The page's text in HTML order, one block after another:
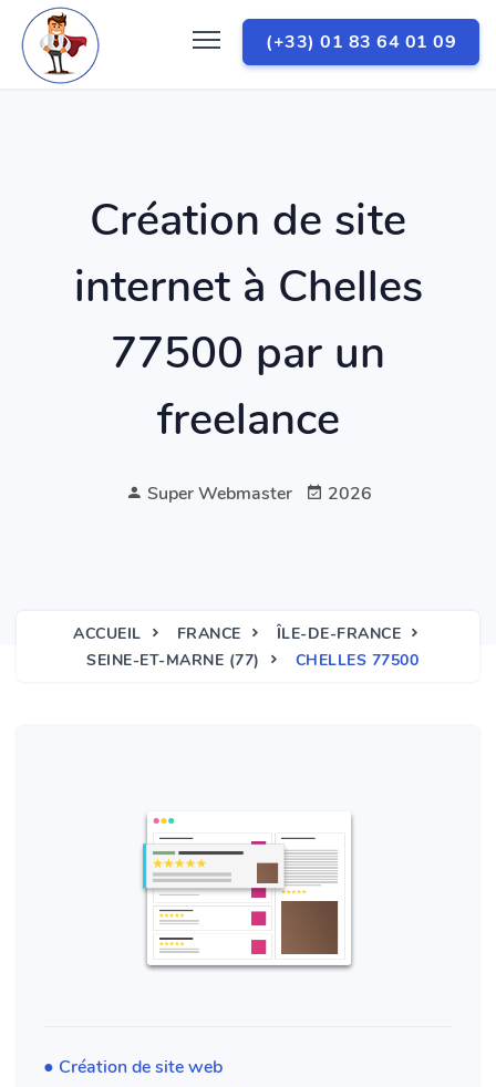
(+33) 01 83 64 01 09
Création de site
internet à Chelles
77500 par un
freelance
Super Webmaster 2026
ACCUEIL FRANCE
ÎLE-DE-FRANCE
SEINE-ET-MARNE (77)
CHELLES 77500
● Création de site web